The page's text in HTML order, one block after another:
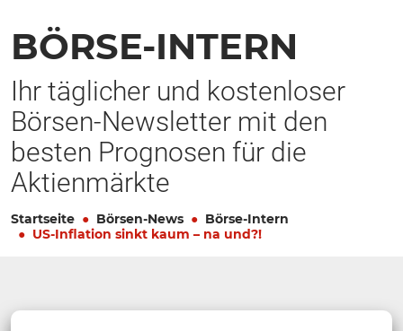
BÖRSE-INTERN
Ihr täglicher und kostenloser
Börsen-Newsletter mit den
besten Prognosen für die
Aktienmärkte
Startseite Börsen-News
Börse-Intern
US-Inflation sinkt kaum – na und?!